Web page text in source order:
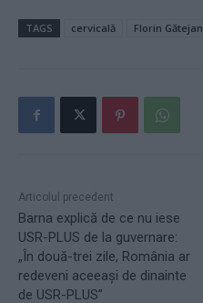
TAGS cervicală Florin Gătejan
Articolul precedent
Barna explică de ce nu iese
USR-PLUS de la guvernare:
„În două-trei zile, România ar
redeveni aceeași de dinainte
de USR-PLUS”